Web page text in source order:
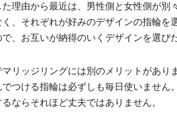
た理由から最近は、男性側と女性側が別
く、それぞれが好みのデザインの指輪を
、お互いが納得のいくデザインを選び
マリッジリングには別のメリットがあり
でつける指輪は必ずしも毎日使いませ
るならそれほど丈夫ではありません。